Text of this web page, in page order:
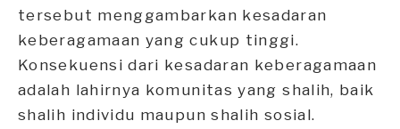
tersebut menggambarkan kesadaran
keberagamaan yang cukup tinggi.
Konsekuensi dari kesadaran keberagamaan
adalah lahirnya komunitas yang shalih, baik
shalih individu maupun shalih sosial.